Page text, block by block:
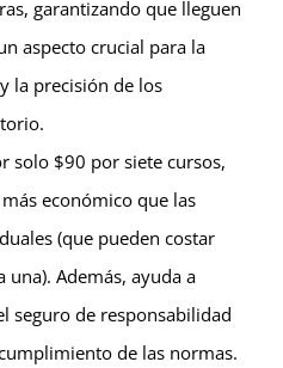
garantizando que lleguen
aspecto crucial para la
la precisión de los
solo $90 por siete cursos,
económico que las
(que pueden costar
Además, ayuda a
seguro de responsabilidad
de las normas.